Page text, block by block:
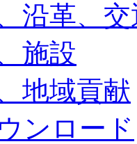
沿革、
施設
地域貢献
ンロード